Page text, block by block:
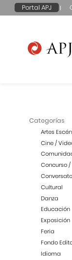
Portal APJ
Categorías
Artes
Cine /
Concurso /
Cultural
Danza
Educación
Exposición
Feria
Fondo
Idioma